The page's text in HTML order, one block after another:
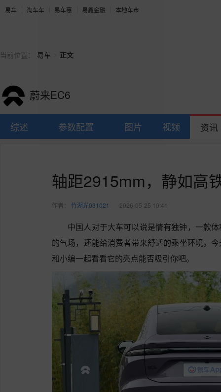
易车 淘车车 易车惠 易鑫金融 本地车市
当前位置： 易车 正文
蔚来EC6
综述 参数配置 图片 视频 资讯
轴距2915mm，静如高
作者： 竹湖光031021 2026-05-25 10:41
中国人对于大车可以说是情有独钟，一款
的气场，还能给消费者带来舒适的乘坐环境。
和小编一起看看它的亮点能否吸引你吧。